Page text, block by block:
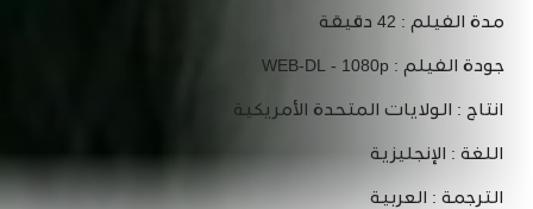
مدة الفيلم : 42 دقيقة
جودة الفيلم : WEB-DL - 1080p
انتاج : الولايات المتحدة الأمريكية
اللغة : الإنجليزية
الترجمة : العربية